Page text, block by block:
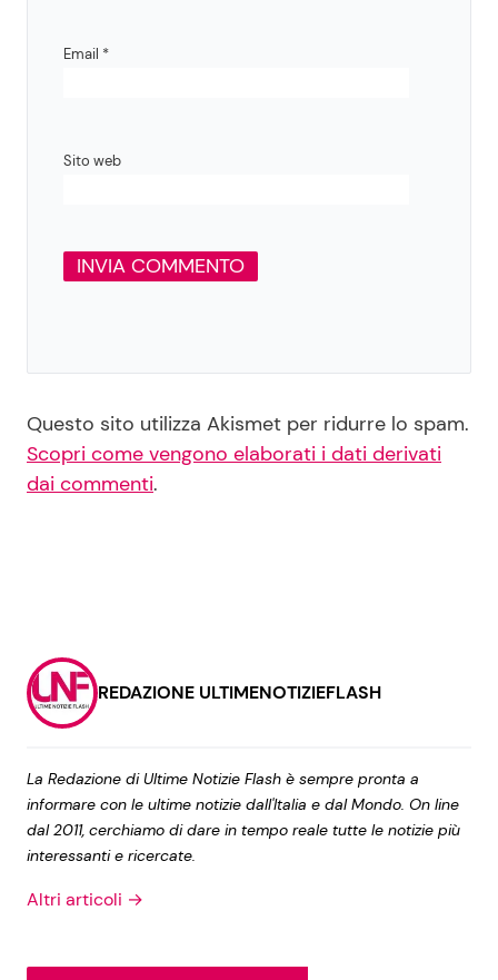
Email *
Sito web
Questo sito utilizza Akismet per ridurre lo spam.
Scopri come vengono elaborati i dati derivati
dai commenti.
REDAZIONE ULTIMENOTIZIEFLASH
La Redazione di Ultime Notizie Flash è sempre pronta a
informare con le ultime notizie dall'Italia e dal Mondo. On line
dal 2011, cerchiamo di dare in tempo reale tutte le notizie più
interessanti e ricercate.
Altri articoli →